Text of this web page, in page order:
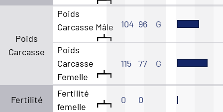
Poids
Carcasse
Poids
Carcasse Mâle
104 96 G
Poids
Carcasse
Femelle
115 77 G
Fertilité
Fertilité
femelle
0 0